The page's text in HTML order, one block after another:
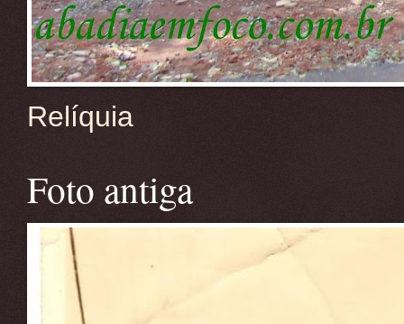
Relíquia
Foto antiga